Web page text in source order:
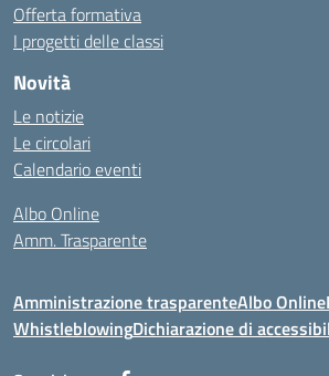
Offerta formativa
I progetti delle classi
Novità
Le notizie
Le circolari
Calendario eventi
Albo Online
Amm. Trasparente
Amministrazione trasparenteAlbo Online
WhistleblowingDichiarazione di